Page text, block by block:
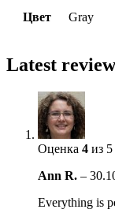
Цвет Gray
Latest
Оценка 4 из 5
Ann R. –
Everything is